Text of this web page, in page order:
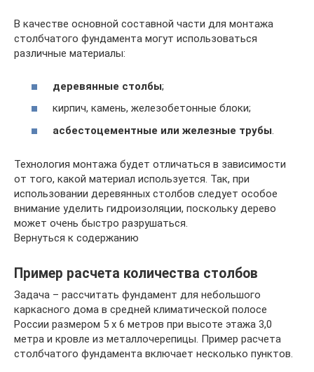
В качестве основной составной части для монтажа
столбчатого фундамента могут использоваться
различные материалы:
деревянные столбы;
кирпич, камень, железобетонные блоки;
асбестоцементные или железные трубы
Технология монтажа будет отличаться в зависимости
от того, какой материал используется. Так, при
использовании деревянных столбов следует особое
внимание уделить гидроизоляции, поскольку дерево
может очень быстро разрушаться.
Вернуться к содержанию
Пример расчета количества столбов
Задача – рассчитать фундамент для небольшого
каркасного дома в средней климатической полосе
России размером 5 х 6 метров при высоте этажа 3,0
метра и кровле из металлочерепицы. Пример расчета
столбчатого фундамента включает несколько пунктов.